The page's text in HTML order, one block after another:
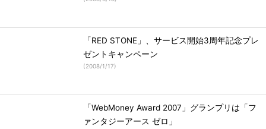
「RED STONE」、サービス開始3周年記念プレ
ゼントキャンペーン
(2008/1/17)
「WebMoney Award 2007」グランプリは「フ
ァンタジーアース ゼロ」